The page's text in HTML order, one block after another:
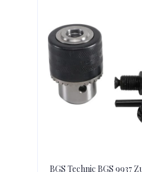
BGS Technic BGS 9937